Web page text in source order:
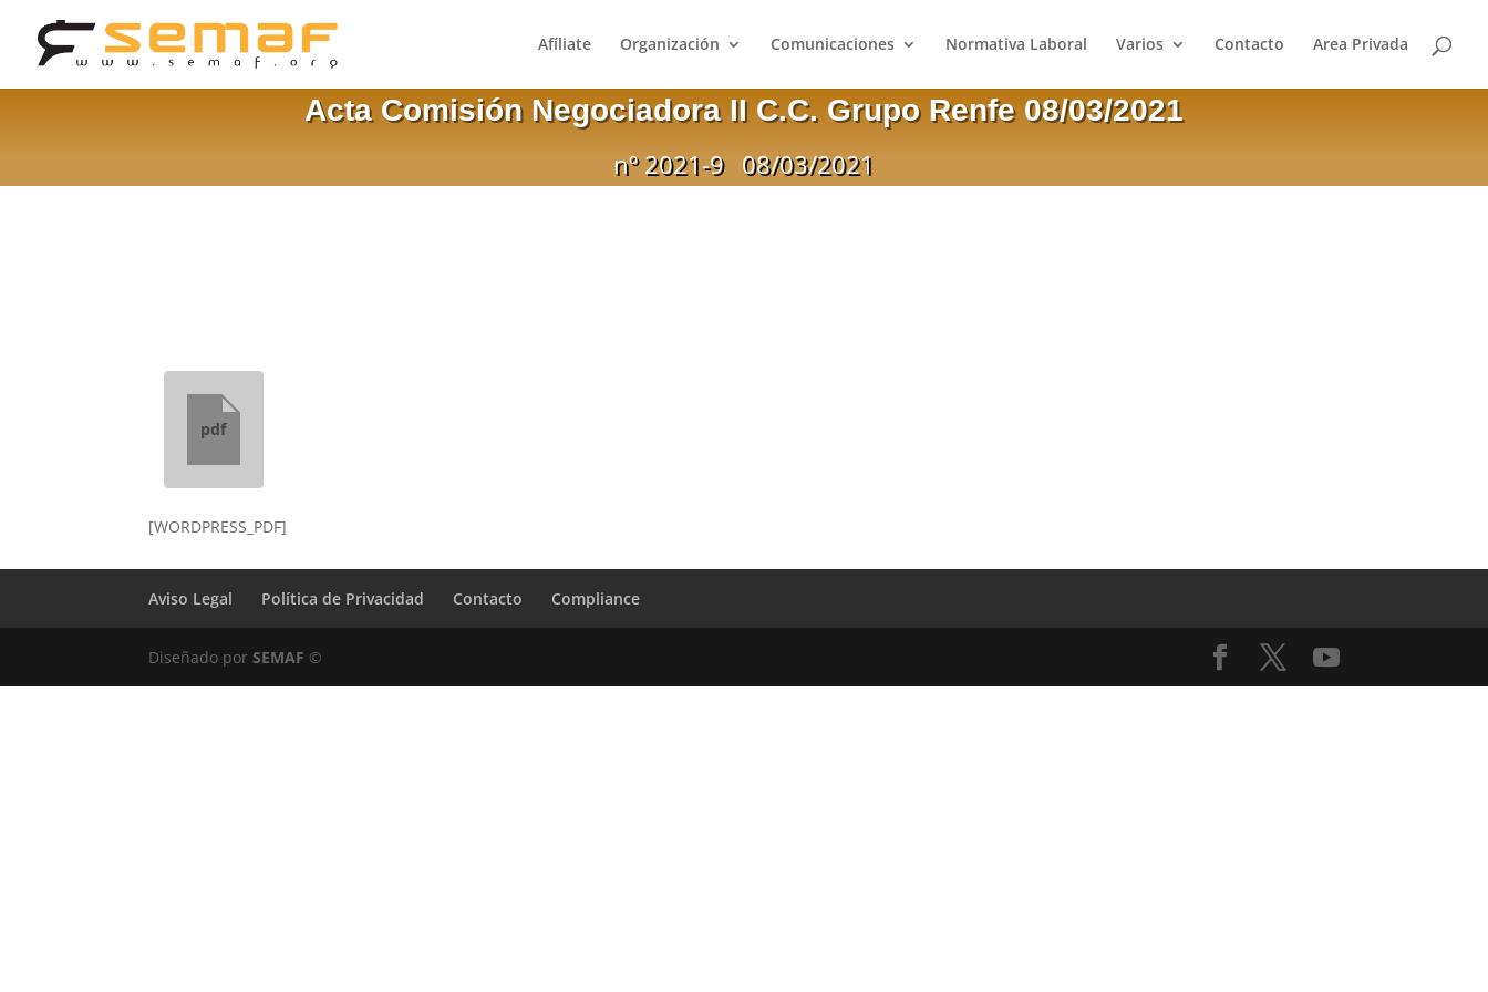
Afíliate Organización Comunicaciones Normativa Laboral Varios Contacto Area Privada
Acta Comisión Negociadora II C.C. Grupo Renfe 08/03/2021
nº 2021-9 08/03/2021
pdf
[WORDPRESS_PDF]
Aviso Legal Política de Privacidad Contacto Compliance
Diseñado porSEMAF ©